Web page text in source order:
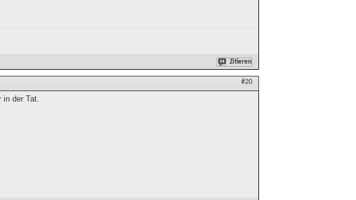
Zitieren
#20
der Tat.